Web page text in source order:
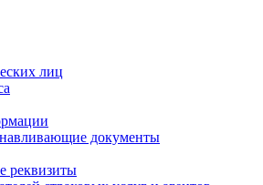
лиц
документы
реквизиты